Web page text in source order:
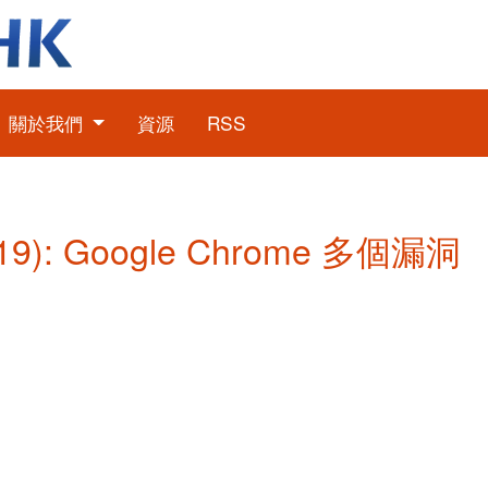
關於我們 資源 RSS
Google Chrome 多個漏洞